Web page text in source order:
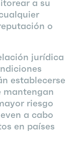
a su
o
jurídica
establecerse
mantengan
riesgo
a cabo
en países